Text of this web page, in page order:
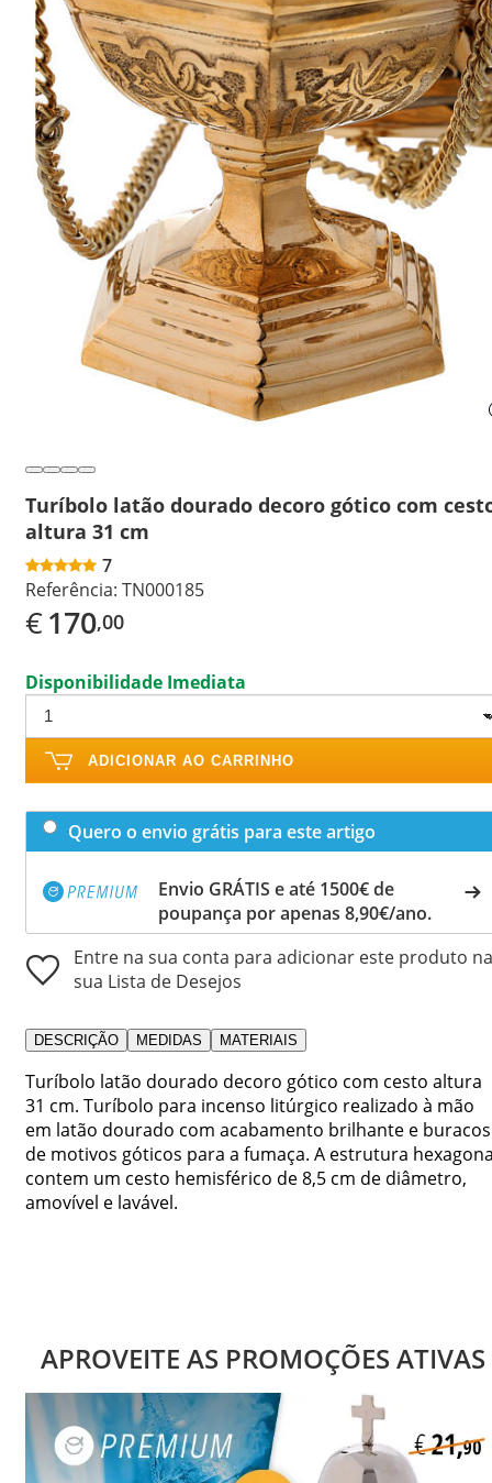
Turíbolo latão dourado decoro gótico com
altura 31 cm
7
Referência: TN000185
€170,00
Disponibilidade Imediata
ADICIONAR AO CARRINHO
Quero o envio grátis para este artigo
Envio GRÁTIS e até 1500€ de
poupança por apenas 8,90€/ano.
Entre na sua conta para adicionar este produto na
sua Lista de Desejos
DESCRIÇÃO MEDIDAS MATERIAIS
Turíbolo latão dourado decoro gótico com cesto altura
31 cm. Turíbolo para incenso litúrgico realizado à mão
em latão dourado com acabamento brilhante e buracos
de motivos góticos para a fumaça. A estrutura
contem um cesto hemisférico de 8,5 cm de diâmetro,
amovível e lavável.
APROVEITE AS PROMOÇÕES ATIVAS